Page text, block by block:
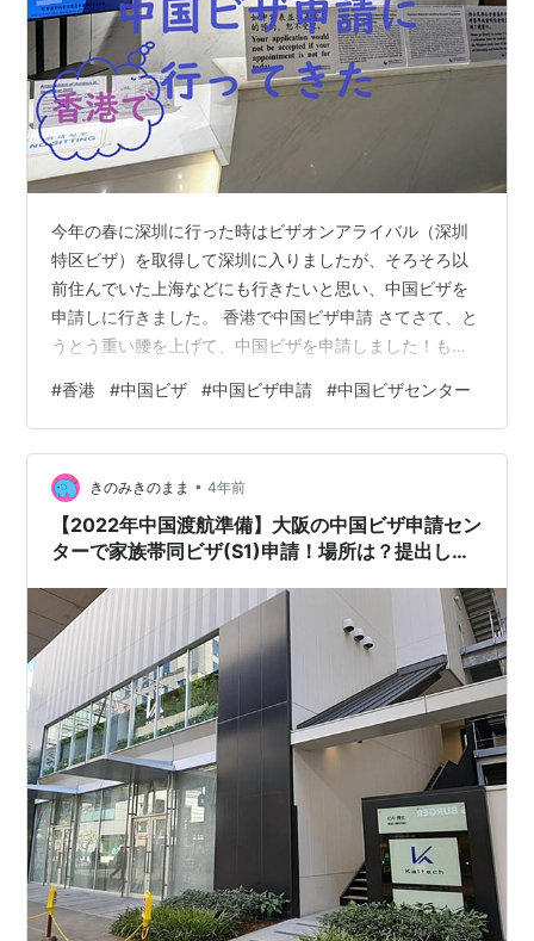
今年の春に深圳に行った時はビザオンアライバル（深圳
特区ビザ）を取得して深圳に入りましたが、そろそろ以
前住んでいた上海などにも行きたいと思い、中国ビザを
申請しに行きました。 香港で中国ビザ申請 さてさて、と
うとう重い腰を上げて、中国ビザを申請しました！もし
ませんが、せっかくなのでこちらに記録を残しておきた
いと思います。 ちなみに、深圳の口岸（イミグレ）で取
るビザオンアライバルについては以前こちら☟で詳しく紹
介しましたので、ビザオンアライバルの取得を考えてい
らっしゃる方はそちらを参考にしていただけるとよいか
と思いますm(__)m ビザオンアライバル…
#香港 #中国ビザ #中国ビザ申請 #中国ビザセンター
きのみきのまま • 4年前
【2022年中国渡航準備】大阪の中国ビザ申請セン
ターで家族帯同ビザ(S1)申請！場所は？提出した
どんな感じ？